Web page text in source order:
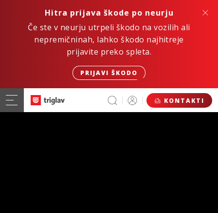
Hitra prijava škode po neurju
Če ste v neurju utrpeli škodo na vozilih ali
nepremičninah, lahko škodo najhitreje
prijavite preko spleta.
PRIJAVI ŠKODO
KONTAKTI